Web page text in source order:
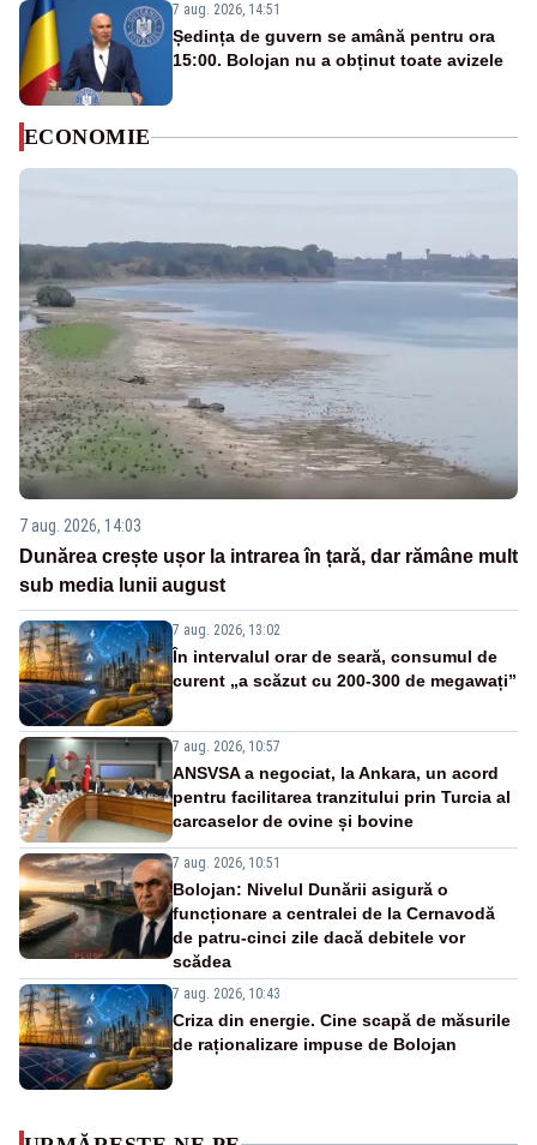
7 aug. 2026, 14:51
Ședința de guvern se amână pentru ora
15:00. Bolojan nu a obținut toate avizele
ECONOMIE
7 aug. 2026, 14:03
Dunărea crește ușor la intrarea în țară, dar rămâne mult
sub media lunii august
7 aug. 2026, 13:02
În intervalul orar de seară, consumul de
curent „a scăzut cu 200-300 de megawați”
7 aug. 2026, 10:57
ANSVSA a negociat, la Ankara, un acord
pentru facilitarea tranzitului prin Turcia al
carcaselor de ovine și bovine
7 aug. 2026, 10:51
Bolojan: Nivelul Dunării asigură o
funcționare a centralei de la Cernavodă
de patru-cinci zile dacă debitele vor
scădea
7 aug. 2026, 10:43
Criza din energie. Cine scapă de măsurile
de raționalizare impuse de Bolojan